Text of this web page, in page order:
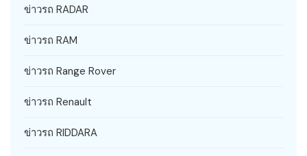
ข่าวรถ RADAR
ข่าวรถ RAM
ข่าวรถ Range Rover
ข่าวรถ Renault
ข่าวรถ RIDDARA